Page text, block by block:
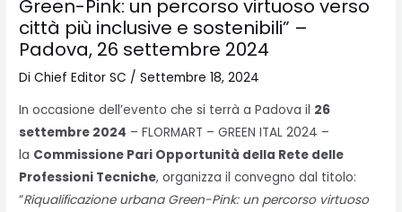
Green-Pink: un percorso virtuoso verso
città più inclusive e sostenibili” –
Padova, 26 settembre 2024
DiChief Editor SC /Settembre 18, 2024
In occasione dell’evento che si terrà a Padova il 26
settembre 2024 – FLORMART – GREEN ITAL 2024 –
la Commissione Pari Opportunità della Rete delle
Professioni Tecniche, organizza il convegno dal titolo:
“Riqualificazione urbana Green-Pink: un percorso virtuoso